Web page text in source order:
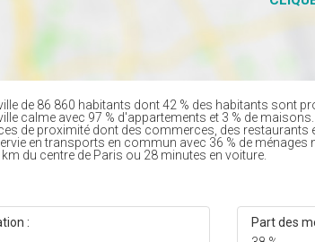
de 86 860 habitants dont 42 % des habitants sont
calme avec 97 % d'appartements et 3 % de maisons.
de proximité dont des commerces, des restaurants
en transports en commun avec 36 % de
km du centre de Paris ou 28 minutes en voiture.
:
Part des